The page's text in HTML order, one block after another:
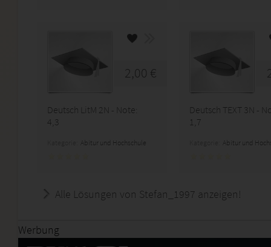
2,00 €
Deutsch LitM 2N - Note:
4,3
Abitur und Hochschule
Deutsch TEXT 3N -
1,7
Abitur und
Alle Lösungen von Stefan_1997 anzeigen!
Werbung